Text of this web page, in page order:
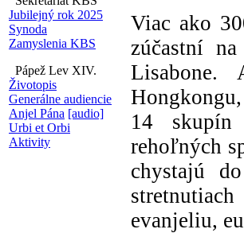
Jubilejný rok 2025
Synoda
Zamyslenia KBS
Pápež Lev XIV.
Životopis
Generálne audiencie
Anjel Pána [audio]
Urbi et Orbi
Aktivity
Viac ako
zúčastní
Lisabone.
14
rehoľných
chystajú
evanjeliu,